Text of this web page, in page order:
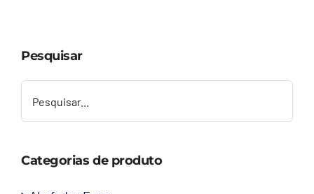
Contato
Pesquisar
Categorias de produto